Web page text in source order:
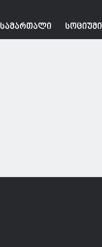
ᲡᲐᲛᲐᲠᲗᲐᲚᲘ ᲡᲝᲪᲘᲣᲛᲘ